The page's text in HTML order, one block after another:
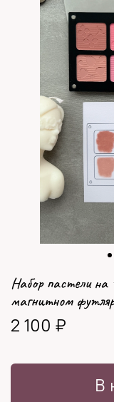
Набор пастели на
магнитном
2 100 ₽
В